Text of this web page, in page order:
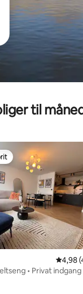
til
4,98
4,98
• Privat indgang